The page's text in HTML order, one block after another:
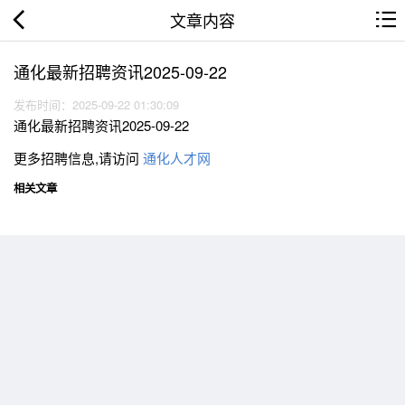
文章内容
通化最新招聘资讯2025-09-22
发布时间：2025-09-22 01:30:09
通化最新招聘资讯2025-09-22
更多招聘信息,请访问 通化人才网
相关文章